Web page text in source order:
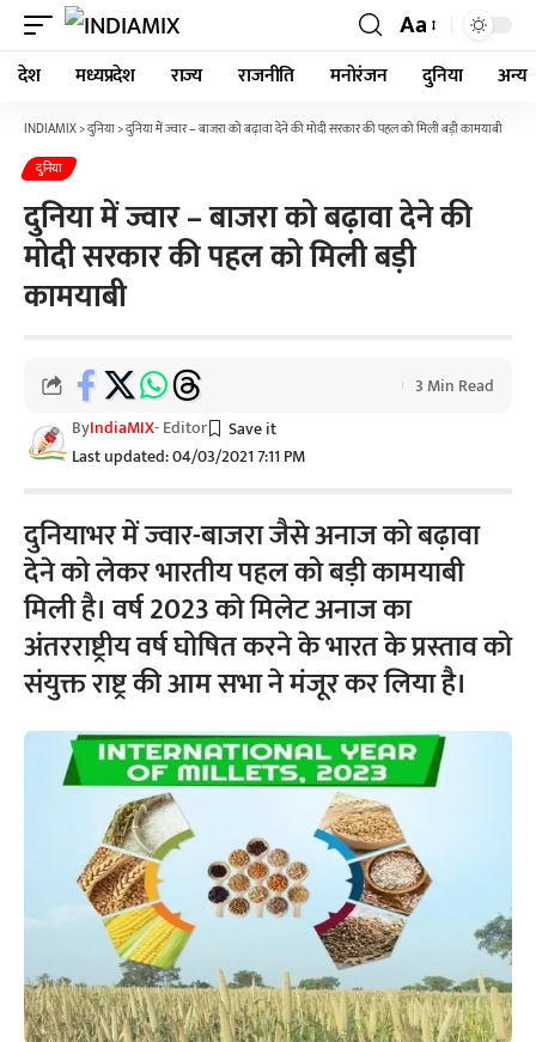
Aa
देश मध्यप्रदेश राज्य राजनीति मनोरंजन दुनिया अन्य
INDIAMIX>दुनिया>दुनिया में ज्वार – बाजरा को बढ़ावा देने की मोदी सरकार की पहल को मिली बड़ी कामयाबी
दुनिया
दुनिया में ज्वार – बाजरा को बढ़ावा देने की
मोदी सरकार की पहल को मिली बड़ी
कामयाबी
Last updated: 04/03/2021 7:11 PM
ByIndiaMIX- Editor
3 Min Read
दुनियाभर में ज्वार-बाजरा जैसे अनाज को बढ़ावा
देने को लेकर भारतीय पहल को बड़ी कामयाबी
मिली है। वर्ष 2023 को मिलेट अनाज का
अंतरराष्ट्रीय वर्ष घोषित करने के भारत के प्रस्ताव को
संयुक्त राष्ट्र की आम सभा ने मंजूर कर लिया है।